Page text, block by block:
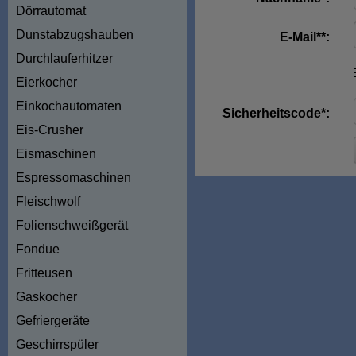
Dörrautomat
Dunstabzugshauben
Durchlauferhitzer
Eierkocher
Einkochautomaten
Eis-Crusher
Eismaschinen
Espressomaschinen
Fleischwolf
Folienschweißgerät
Fondue
Fritteusen
Gaskocher
Gefriergeräte
Geschirrspüler
E-Mail**:
Sicherheitscode*: